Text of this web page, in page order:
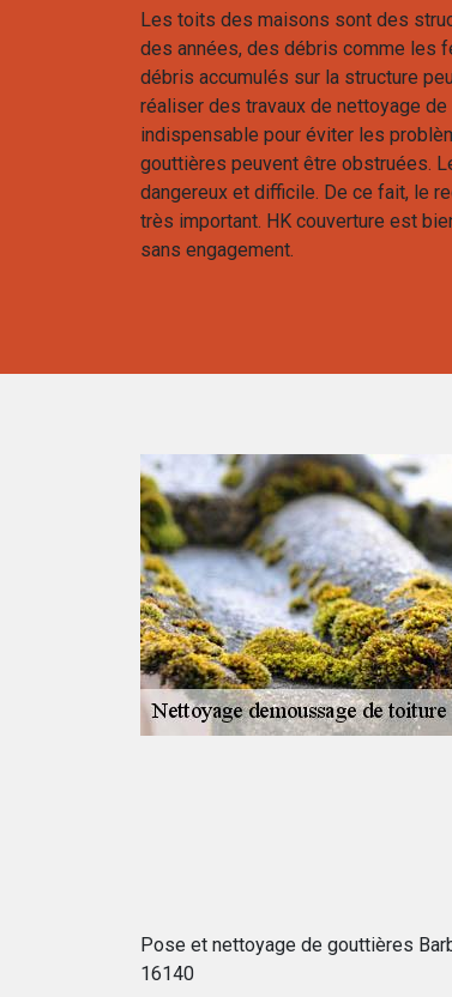
Les toits des maisons sont des
des années, des débris comme les
débris accumulés sur la structure
réaliser des travaux de nettoyage
indispensable pour éviter les
gouttières peuvent être obstruées.
dangereux et difficile. De ce fait, le
très important. HK couverture est
sans engagement.
Pose et nettoyage de gouttières
16140